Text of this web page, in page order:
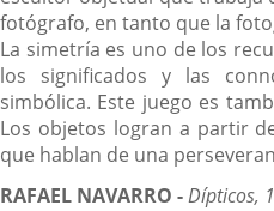
fotógrafo, en tanto que la
La simetría es uno de los
los significados y las
simbólica. Este juego es
Los objetos logran a partir
que hablan de una
RAFAEL NAVARRO -Dípticos,